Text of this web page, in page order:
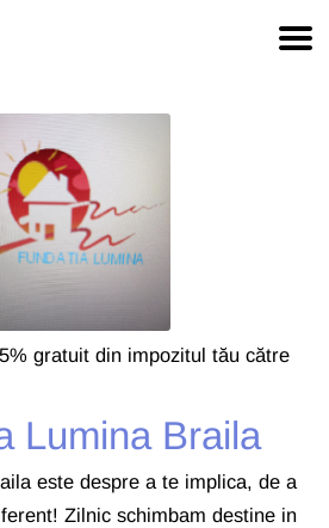
gratuit din impozitul tău către
Lumina Braila
este despre a te implica, de a
Zilnic schimbam destine in